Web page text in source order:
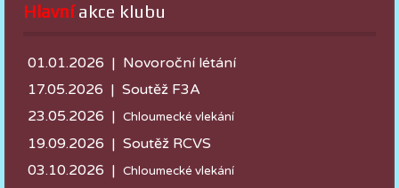
Hlavní akce klubu
01.01.2026 | Novoroční létání
17.05.2026 | Soutěž F3A
23.05.2026 | Chloumecké vlekání
19.09.2026 | Soutěž RCVS
03.10.2026 | Chloumecké vlekání